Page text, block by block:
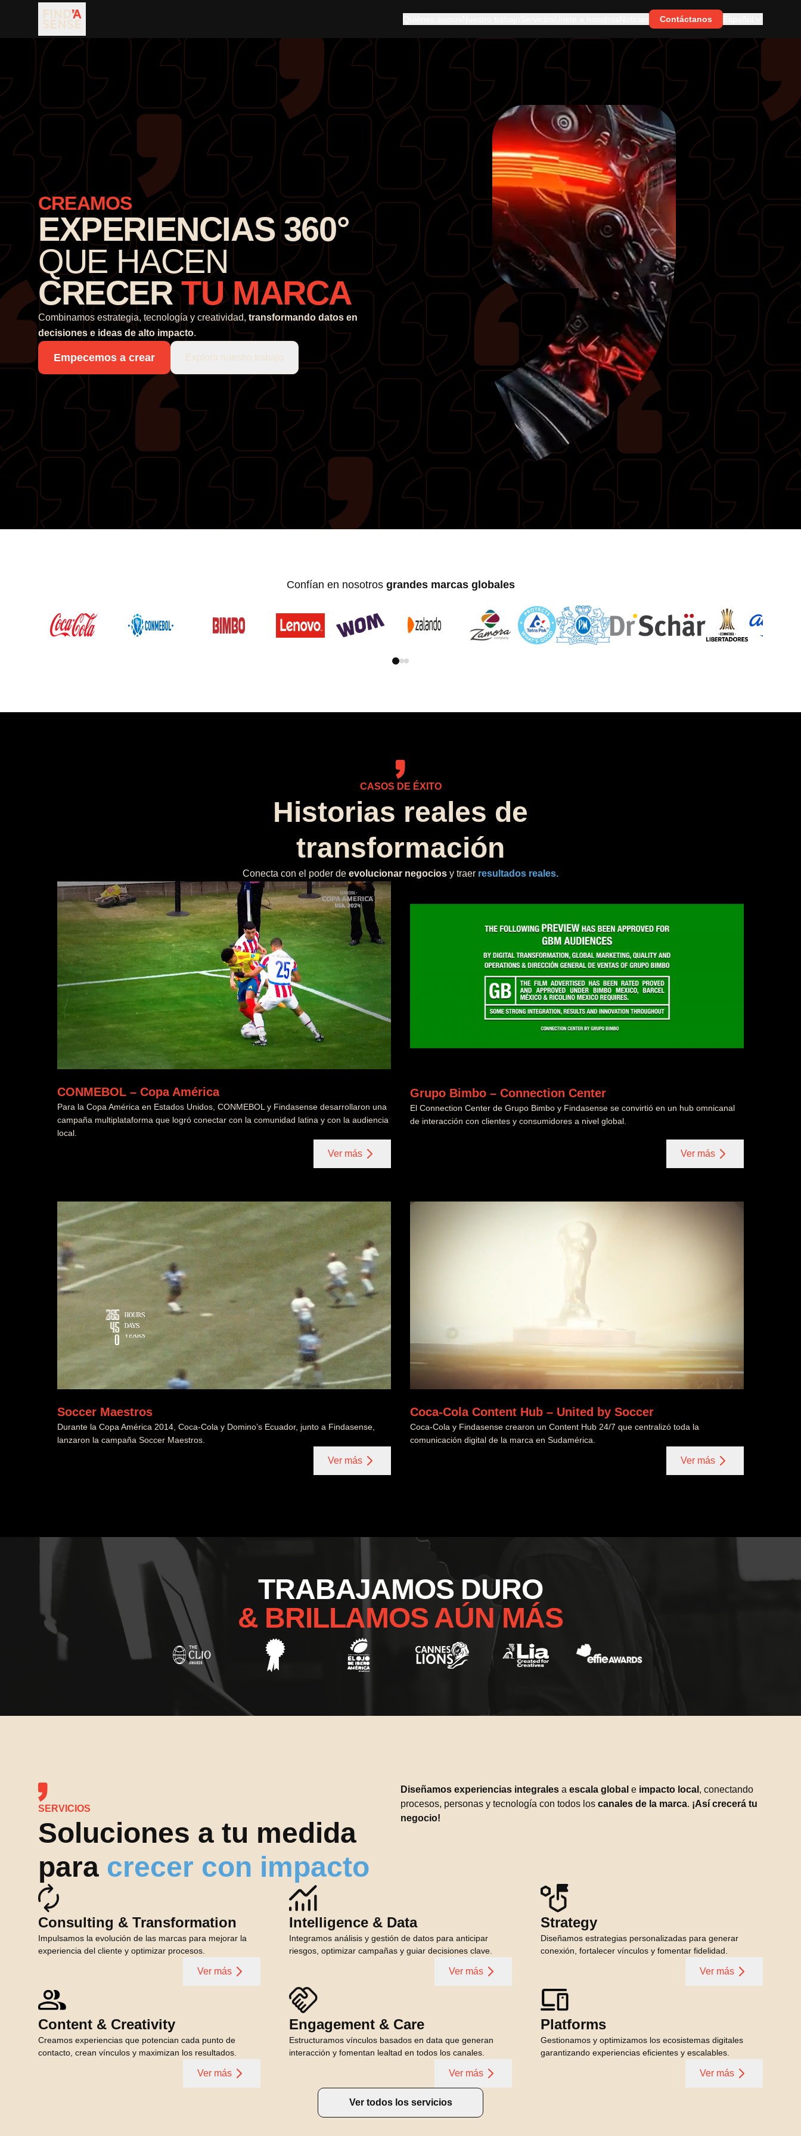
Contáctanos
CREAMOS
EXPERIENCIAS 360°
QUE HACEN
CRECER TU MARCA
Combinamos estrategia, tecnología y creatividad, transformando datos en
decisiones e ideas de alto impacto.
Empecemos a crear Explora nuestro trabajo
Confían en nosotros grandes marcas globales
CASOS DE ÉXITO
Historias reales de
transformación
Conecta con el poder de evolucionar negocios y traer resultados reales.
CONMEBOL – Copa América
Para la Copa América en Estados Unidos, CONMEBOL y Findasense desarrollaron una
campaña multiplataforma que logró conectar con la comunidad latina y con la audiencia
local.
Ver más
Grupo Bimbo – Connection Center
El Connection Center de Grupo Bimbo y Findasense se convirtió en un hub omnicanal
de interacción con clientes y consumidores a nivel global.
Ver más
Soccer Maestros
Durante la Copa América 2014, Coca-Cola y Domino’s Ecuador, junto a Findasense,
lanzaron la campaña Soccer Maestros.
Ver más
Coca-Cola Content Hub – United by Soccer
Coca-Cola y Findasense crearon un Content Hub 24/7 que centralizó toda la
comunicación digital de la marca en Sudamérica.
Ver más
TRABAJAMOS DURO
& BRILLAMOS AÚN MÁS
SERVICIOS
Soluciones a tu medida
para crecer con impacto
Diseñamos experiencias integrales a escala global e impacto local , conectando
procesos, personas y tecnología con todos los canales de la marca. ¡Así crecerá tu
negocio!
Consulting & Transformation
Impulsamos la evolución de las marcas para mejorar la
experiencia del cliente y optimizar procesos.
Ver más
Intelligence & Data
Integramos análisis y gestión de datos para anticipar
riesgos, optimizar campañas y guiar decisiones clave.
Ver más
Strategy
Diseñamos estrategias personalizadas para generar
conexión, fortalecer vínculos y fomentar fidelidad.
Ver más
Content & Creativity
Creamos experiencias que potencian cada punto de
contacto, crean vínculos y maximizan los resultados.
Ver más
Engagement & Care
Estructuramos vínculos basados en data que generan
interacción y fomentan lealtad en todos los canales.
Ver más
Platforms
Gestionamos y optimizamos los ecosistemas digitales
garantizando experiencias eficientes y escalables.
Ver más
Ver todos los servicios